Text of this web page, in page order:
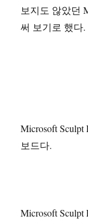
보지도 않았던
써 보기로 했다.
Microsoft
보드다.
Microsoft